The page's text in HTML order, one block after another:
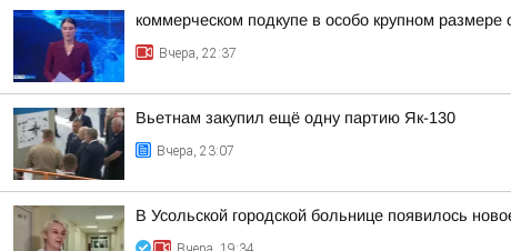
коммерческом подкупе в особо крупном
Вчера, 22:37
Вьетнам закупил ещё одну партию Як-130
Вчера, 23:07
В Усольской городской больнице появилось